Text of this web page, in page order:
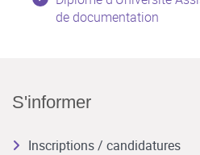
de documentation
S'informer
Inscriptions / candidatures